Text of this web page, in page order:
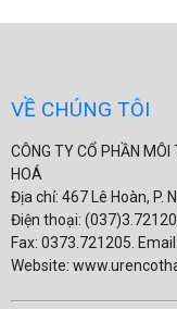
VỀ CHÚNG TÔI
CÔNG TY CỔ PHẦN
HOÁ
Địa chỉ: 467 Lê Hoàn, P.
Điện thoại:
Fax: 0373.721205.
Website: